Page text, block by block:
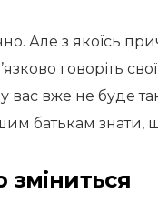
Але з якоїсь
говоріть
вас вже не буде
батькам знати,
зміниться